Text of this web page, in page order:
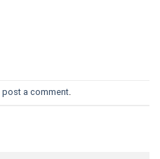
post a comment.